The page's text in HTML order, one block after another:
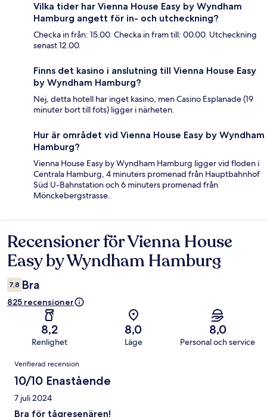
Vilka tider har Vienna House Easy by Wyndham
Hamburg angett för in- och utcheckning?
Checka in från: 15.00. Checka in fram till: 00.00. Utcheckning
senast 12.00.
Finns det kasino i anslutning till Vienna House Easy
by Wyndham Hamburg?
Nej, detta hotell har inget kasino, men Casino Esplanade (19
minuter bort till fots) ligger i närheten.
Hur är området vid Vienna House Easy by Wyndham
Hamburg?
Vienna House Easy by Wyndham Hamburg ligger vid floden i
Centrala Hamburg, 4 minuters promenad från Hauptbahnhof
Süd U-Bahnstation och 6 minuters promenad från
Mönckebergstrasse.
Recensioner
Recensioner för Vienna House
Easy by Wyndham Hamburg
7,8 Bra
825 recensioner
8,2
Renlighet
8,0
Läge
8,0
Personal och service
Recensioner
Verifierad recension
10/10 Enastående
7 juli 2024
Bra för tågresenären!